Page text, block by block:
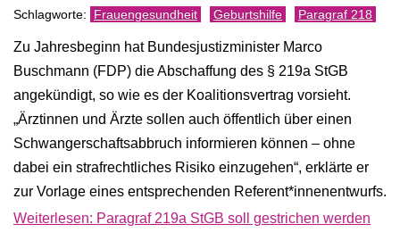
Frauengesundheit Geburtshilfe Paragraf 218
Zu Jahresbeginn hat Bundesjustizminister Marco
Buschmann (FDP) die Abschaffung des § 219a StGB
angekündigt, so wie es der Koalitionsvertrag vorsieht.
„Ärztinnen und Ärzte sollen auch öffentlich über einen
Schwangerschaftsabbruch informieren können – ohne
dabei ein strafrechtliches Risiko einzugehen“, erklärte er
zur Vorlage eines entsprechenden Referent*innenentwurfs.
Weiterlesen: Paragraf 219a StGB soll gestrichen werden